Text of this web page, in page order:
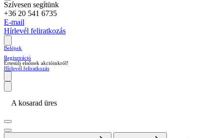
Szívesen segítünk
+36 20 541 6735
E-mail
Hírlevél feliratkozás
Belépek
Regisztráció
Értesülj elsőnek akcióinkról!
Hírlevél feliratkozás
A kosarad üres